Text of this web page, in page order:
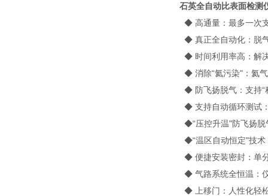
石英全自动比表面检测
◆ 高通量：最多一次
◆ 真正全自动化：脱
◆ 时间利用率高：解
◆ 消除“氦污染"：氦
◆ 防飞扬脱气：支持“
◆ 支持自动循环测试
◆“压控升温"防飞扬脱
◆“温区自动恒定"技术
◆ 便捷安装密封：单
◆ 气路系统全恒温：
◆ 上移门：人性化轻